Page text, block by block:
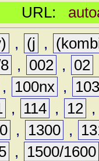
URL:
, (j ,
, 002 , 02
, 100nx ,
, 114 , 12
, 1300 ,
,
1500/1600